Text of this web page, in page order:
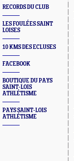
RECORDS DU CLUB
LES FOULÉES SAINT
LOISES
10 KMS DES ECLUSES
FACEBOOK
BOUTIQUE DU PAYS
SAINT-LOIS
ATHLÉTISME
PAYS SAINT-LOIS
ATHLÉTISME